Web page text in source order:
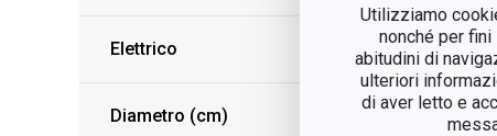
Utilizziamo
nonché per
abitudini di
ulteriori
di aver letto e
Elettrico
Diametro (cm)